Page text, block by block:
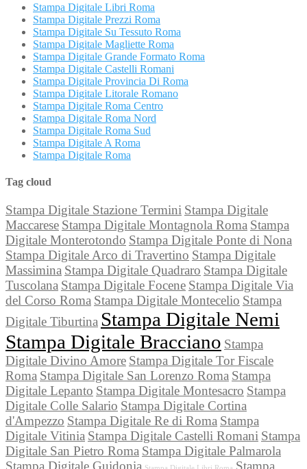
Stampa Digitale Libri Roma
Stampa Digitale Prezzi Roma
Stampa Digitale Su Tessuto Roma
Stampa Digitale Magliette Roma
Stampa Digitale Grande Formato Roma
Stampa Digitale Castelli Romani
Stampa Digitale Provincia Di Roma
Stampa Digitale Litorale Romano
Stampa Digitale Roma Centro
Stampa Digitale Roma Nord
Stampa Digitale Roma Sud
Stampa Digitale A Roma
Stampa Digitale Roma
Tag cloud
Stampa Digitale Stazione Termini Stampa Digitale
Maccarese Stampa Digitale Montagnola Roma Stampa
Digitale Monterotondo Stampa Digitale Ponte di Nona
Stampa Digitale Arco di Travertino Stampa Digitale
Massimina Stampa Digitale Quadraro Stampa Digitale
Tuscolana Stampa Digitale Focene Stampa Digitale Via
del Corso Roma Stampa Digitale Montecelio Stampa
Digitale Tiburtina Stampa Digitale Nemi
Stampa Digitale Bracciano Stampa
Digitale Divino Amore Stampa Digitale Tor Fiscale
Roma Stampa Digitale San Lorenzo Roma Stampa
Digitale Lepanto Stampa Digitale Montesacro Stampa
Digitale Colle Salario Stampa Digitale Cortina
d'Ampezzo Stampa Digitale Re di Roma Stampa
Digitale Vitinia Stampa Digitale Castelli Romani Stampa
Digitale San Pietro Roma Stampa Digitale Palmarola
Stampa Digitale Guidonia
Stampa